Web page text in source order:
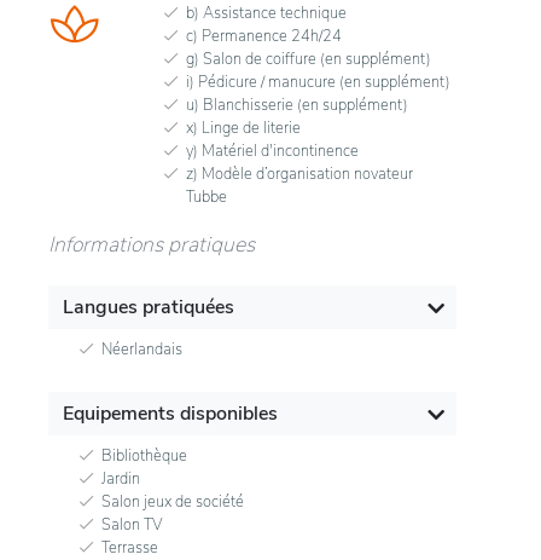
b) Assistance technique
c) Permanence 24h/24
g) Salon de coiffure (en supplément)
i) Pédicure / manucure (en supplément)
u) Blanchisserie (en supplément)
x) Linge de literie
y) Matériel d'incontinence
z) Modèle d’organisation novateur
Tubbe
Informations pratiques
Langues pratiquées
Néerlandais
Equipements disponibles
Bibliothèque
Jardin
Salon jeux de société
Salon TV
Terrasse